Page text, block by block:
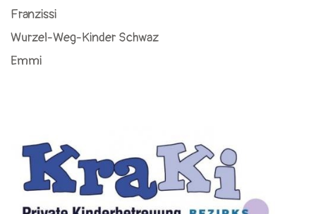
Franzissi
Wurzel-Weg-Kinder Schwaz
Emmi